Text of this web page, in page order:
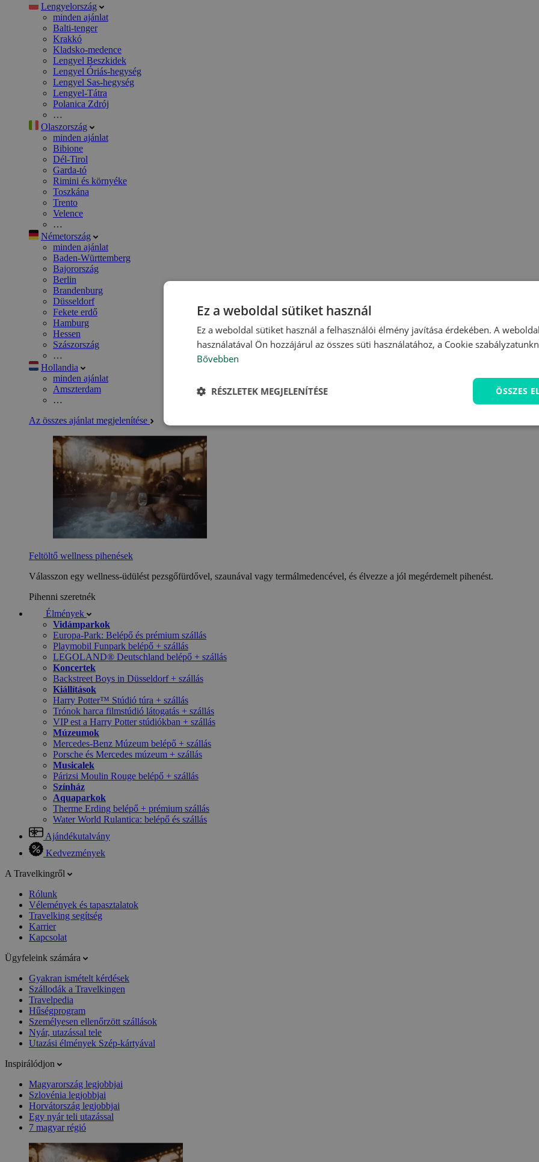
Lengyelország
minden ajánlat
Balti-tenger
Krakkó
Kladsko-medence
Lengyel Beszkidek
Lengyel Óriás-hegység
Lengyel Sas-hegység
Lengyel-Tátra
Polanica Zdrój
…
Olaszország
minden ajánlat
Bibione
Dél-Tirol
Garda-tó
Rimini és környéke
Toszkána
Trento
Velence
…
Németország
minden ajánlat
Baden-Württemberg
Bajorország
Berlin
Brandenburg
Düsseldorf
Fekete erdő
Hamburg
Hessen
Szászország
…
Hollandia
minden ajánlat
Amszterdam
…
Az összes ajánlat megjelenítése
Feltöltő wellness pihenések
Válasszon egy wellness-üdülést pezsgőfürdővel, szaunával vagy termálmedencével, és élvezze a jól megérdemelt pihenést.
Pihenni szeretnék
Élmények
Vidámparkok
Europa-Park: Belépő és prémium szállás
Playmobil Funpark belépő + szállás
LEGOLAND® Deutschland belépő + szállás
Koncertek
Backstreet Boys in Düsseldorf + szállás
Kiállítások
Harry Potter™ Stúdió túra + szállás
Trónok harca filmstúdió látogatás + szállás
VIP est a Harry Potter stúdiókban + szállás
Múzeumok
Mercedes-Benz Múzeum belépő + szállás
Porsche és Mercedes múzeum + szállás
Musicalek
Párizsi Moulin Rouge belépő + szállás
Színház
Aquaparkok
Therme Erding belépő + prémium szállás
Water World Rulantica: belépő és szállás
Ajándékutalvány
Kedvezmények
A Travelkingről
Rólunk
Vélemények és tapasztalatok
Travelking segítség
Karrier
Kapcsolat
Ügyfeleink számára
Gyakran ismételt kérdések
Szállodák a Travelkingen
Travelpedia
Hűségprogram
Személyesen ellenőrzött szállások
Nyár, utazással tele
Utazási élmények Szép-kártyával
Inspirálódjon
Magyarország legjobbjai
Szlovénia legjobbjai
Horvátország legjobbjai
Egy nyár teli utazással
7 magyar régió
Ez a weboldal sütiket használ
Ez a weboldal sütiket használ a felhasználói élmény javítása érdekében. A
használatával Ön hozzájárul az összes süti használatához, a Cookie
Bővebben
ÖSSZES
RÉSZLETEK MEGJELENÍTÉSE